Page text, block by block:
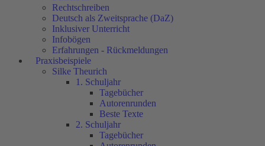
Rechtschreiben
Deutsch als Zweitsprache (DaZ)
Inklusiver Unterricht
Infobögen
Erfahrungen - Rückmeldungen
Praxisbeispiele
Silke Theurich
1. Schuljahr
Tagebücher
Autorenrunden
Beste Texte
2. Schuljahr
Tagebücher